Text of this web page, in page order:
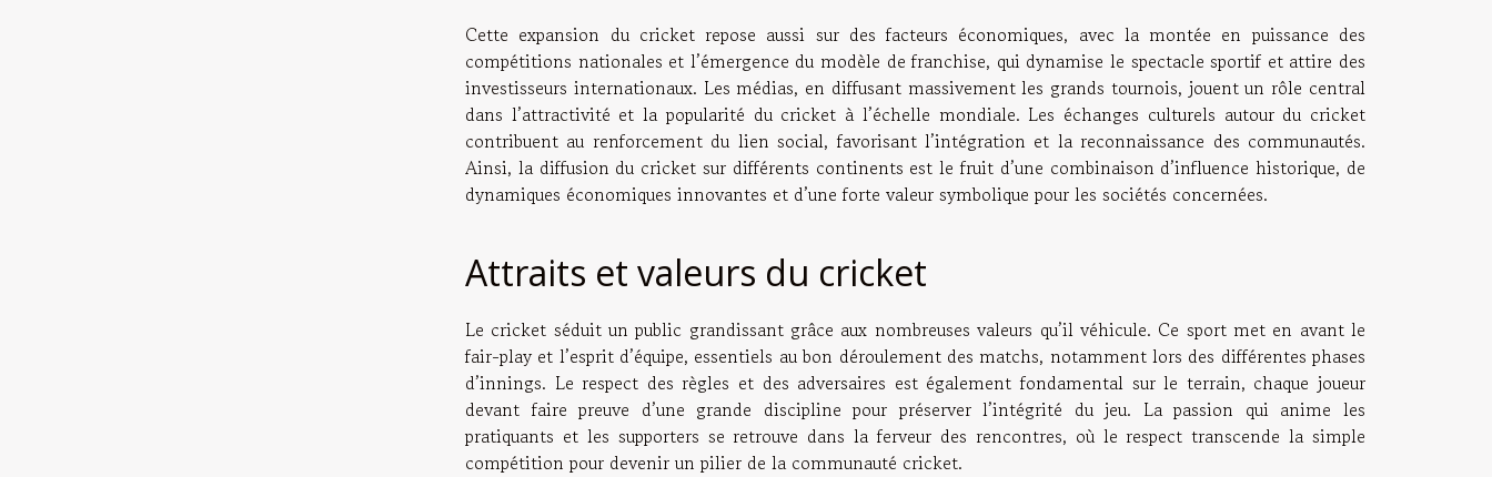
Cette expansion du cricket repose aussi sur des facteurs économiques, avec la montée en puissance des
compétitions nationales et l’émergence du modèle de franchise, qui dynamise le spectacle sportif et attire des
investisseurs internationaux. Les médias, en diffusant massivement les grands tournois, jouent un rôle central
dans l’attractivité et la popularité du cricket à l’échelle mondiale. Les échanges culturels autour du cricket
contribuent au renforcement du lien social, favorisant l’intégration et la reconnaissance des communautés.
Ainsi, la diffusion du cricket sur différents continents est le fruit d’une combinaison d’influence historique, de
dynamiques économiques innovantes et d’une forte valeur symbolique pour les sociétés concernées.
Attraits et valeurs du cricket
Le cricket séduit un public grandissant grâce aux nombreuses valeurs qu’il véhicule. Ce sport met en avant le
fair-play et l’esprit d’équipe, essentiels au bon déroulement des matchs, notamment lors des différentes phases
d’innings. Le respect des règles et des adversaires est également fondamental sur le terrain, chaque joueur
devant faire preuve d’une grande discipline pour préserver l’intégrité du jeu. La passion qui anime les
pratiquants et les supporters se retrouve dans la ferveur des rencontres, où le respect transcende la simple
compétition pour devenir un pilier de la communauté cricket.